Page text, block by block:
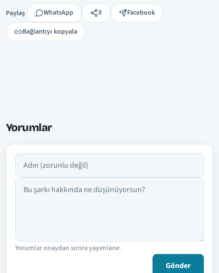
Paylaş
Paylaş WhatsApp X
Facebook
Bağlantıyı kopyala
Yorumlar
Adın
Yorumun
Yorumlar onaydan sonra yayımlanır.
Gönder